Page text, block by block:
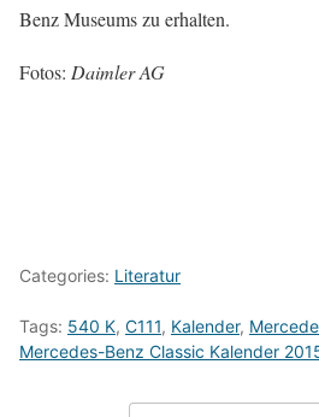
Benz Museums zu erhalten.
Fotos: Daimler AG
Categories: Literatur
Tags: 540 K, C111, Kalender,
Mercedes-Benz Classic Kalender